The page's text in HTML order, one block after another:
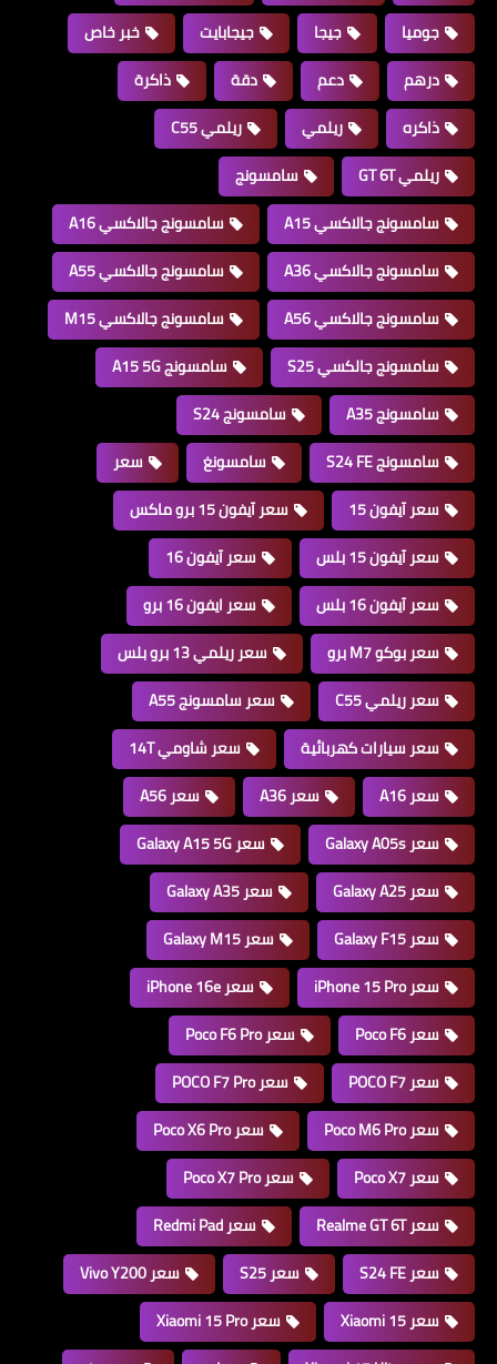
جوميا
جيجا جيجابايت
خبر خاص
درهم
دعم دقة
ذاكرة
ذاكره
ريلمي
ريلمي C55
ريلمي GT 6T
سامسونج
سامسونج جالاكسي A15
سامسونج جالاكسي A16
سامسونج جالاكسي A36
سامسونج جالاكسي A55
سامسونج جالاكسي A56
سامسونج جالاكسي M15
سامسونج جالكسي S25
سامسونج A15 5G
سامسونج A35
سامسونج S24
سامسونج S24 FE
سامسونغ
سعر
سعر آيفون 15
سعر آيفون 15 برو ماكس
سعر آيفون 15 بلس
سعر آيفون 16
سعر آيفون 16 بلس
سعر ايفون 16 برو
سعر بوكو M7 برو
سعر ريلمي 13 برو بلس
سعر ريلمي C55
سعر سامسونج A55
سعر سيارات كهربائية
سعر شاومي 14T
سعر A16
سعر A36
سعر A56
سعر Galaxy A05s
سعر Galaxy A15 5G
سعر Galaxy A25
سعر Galaxy A35
سعر Galaxy F15
سعر Galaxy M15
سعر iPhone 15 Pro
سعر iPhone 16e
سعر Poco F6
سعر Poco F6 Pro
سعر POCO F7
سعر POCO F7 Pro
سعر Poco M6 Pro
سعر Poco X6 Pro
سعر Poco X7
سعر Poco X7 Pro
سعر Realme GT 6T
سعر Redmi Pad
سعر S24 FE
سعر S25
سعر Vivo Y200
سعر Xiaomi 15
سعر Xiaomi 15 Pro